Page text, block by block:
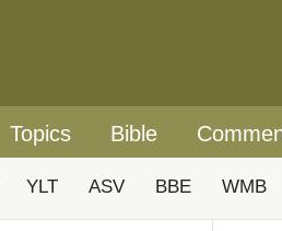
Topics Bible
YLT ASV BBE WMB